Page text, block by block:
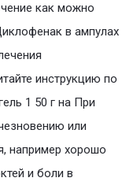
как можно
в ампулах
инструкцию по
1 50 г на При
или
например хорошо
и боли в